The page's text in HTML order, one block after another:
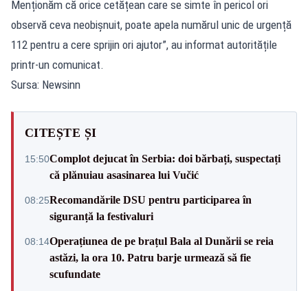
Menționăm că orice cetățean care se simte în pericol ori
observă ceva neobișnuit, poate apela numărul unic de urgență
112 pentru a cere sprijin ori ajutor”, au informat autoritățile
printr-un comunicat.
Sursa: Newsinn
CITEȘTE ȘI
15:50Complot dejucat în Serbia: doi bărbați, suspectați
că plănuiau asasinarea lui Vučić
08:25Recomandările DSU pentru participarea în
siguranță la festivaluri
08:14Operațiunea de pe brațul Bala al Dunării se reia
astăzi, la ora 10. Patru barje urmează să fie
scufundate